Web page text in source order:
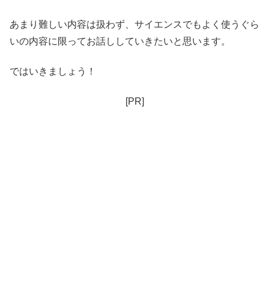
あまり難しい内容は扱わず、サイエンスでもよく使うぐら
いの内容に限ってお話ししていきたいと思います。
ではいきましょう！
[PR]